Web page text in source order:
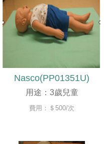
Nasco(PP01351U)
用途：3歲兒童
費用：＄500/次